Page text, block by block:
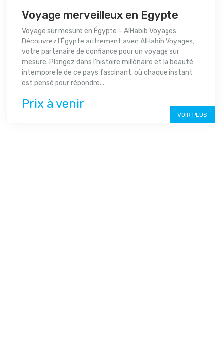
Voyage merveilleux en Egypte
Voyage sur mesure en Égypte – AlHabib Voyages
Découvrez l'Égypte autrement avec AlHabib Voyages,
votre partenaire de confiance pour un voyage sur
mesure. Plongez dans l’histoire millénaire et la beauté
intemporelle de ce pays fascinant, où chaque instant
est pensé pour répondre...
Prix à venir
VOIR PLUS